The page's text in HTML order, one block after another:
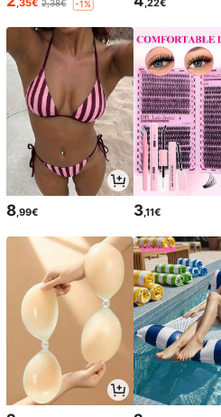
,35€ 2,38€ -1% ,22€
8,99€ 3,11€